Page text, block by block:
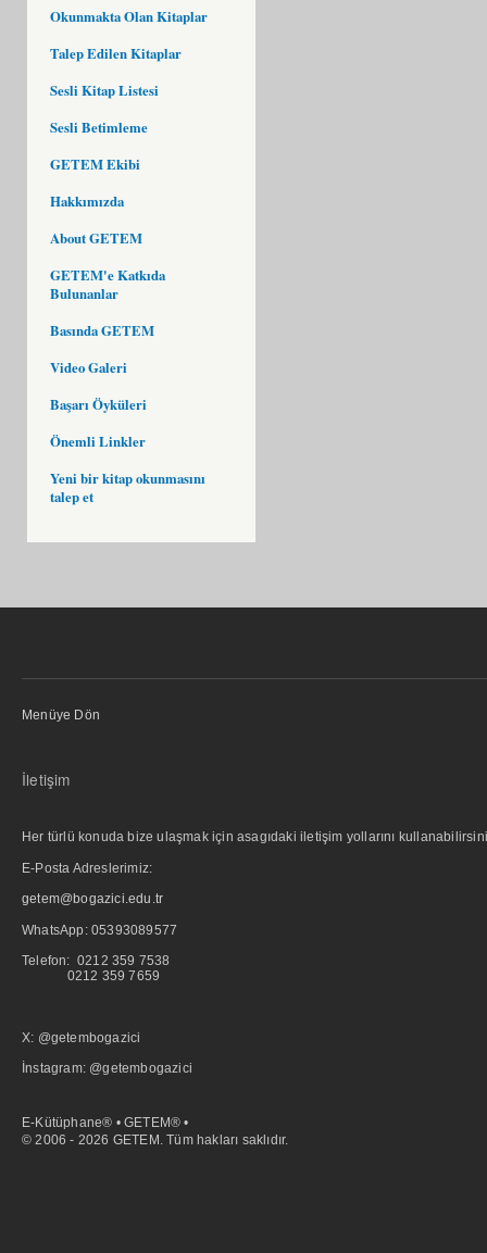
Okunmakta Olan Kitaplar
Talep Edilen Kitaplar
Sesli Kitap Listesi
Sesli Betimleme
GETEM Ekibi
Hakkımızda
About GETEM
GETEM'e Katkıda
Bulunanlar
Basında GETEM
Video Galeri
Başarı Öyküleri
Önemli Linkler
Yeni bir kitap okunmasını
talep et
Menüye Dön
İletişim
Her türlü konuda bize ulaşmak için asagıdaki iletişim yollarını
E-Posta Adreslerimiz:
getem@bogazici.edu.tr
WhatsApp: 05393089577
Telefon: 0212 359 7538
0212 359 7659
X: @getembogazici
İnstagram: @getembogazici
E-Kütüphane® • GETEM® •
© 2006 - 2026 GETEM. Tüm hakları saklıdır.